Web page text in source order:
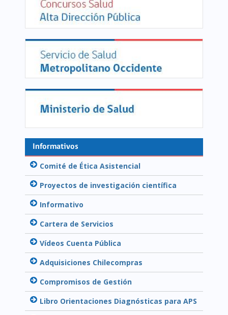
Informativos
Comité de Ética Asistencial
Proyectos de investigación científica
Informativo
Cartera de Servicios
Vídeos Cuenta Pública
Adquisiciones Chilecompras
Compromisos de Gestión
Libro Orientaciones Diagnósticas para APS